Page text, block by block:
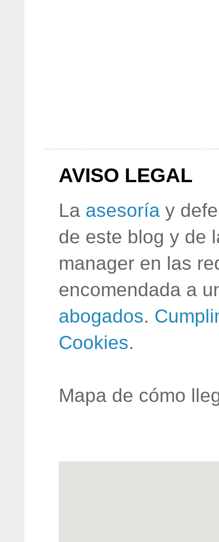
AVISO LEGAL
La asesoría y
de este blog y de
manager en las
encomendada a
abogados.
Cookies.
Mapa de cómo